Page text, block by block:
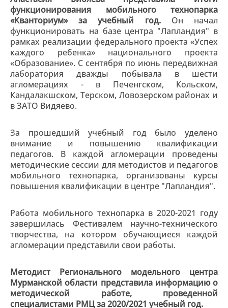
функционирования мобильного технопарка
«Кванториум» за учебный год.Он начал
функционировать на базе центра "Лапландия" в
рамках реализации федерального проекта «Успех
каждого ребенка» национального проекта
«Образование». С сентября по июнь передвижная
лаборатория дважды побывала в шести
агломерациях - в Печенгском, Кольском,
Кандалакшском, Терском, Ловозерском районах и
в ЗАТО Видяево.
За прошедший учебный год было уделено
внимание и повышению квалификации
педагогов. В каждой агломерации проведены
методические сессии для методистов и педагогов
мобильного технопарка, организованы курсы
повышения квалификации в центре "Лапландия".
Работа мобильного технопарка в 2020-2021 году
завершилась Фестивалем научно-технического
творчества, на котором обучающиеся каждой
агломерации представили свои работы.
Методист Регионального модельного центра
Мурманской области представила информацию о
методической работе, проведенной
специалистами РМЦ за 2020/2021 учебный год.